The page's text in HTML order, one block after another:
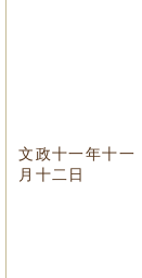
文政十一年十一
月十二日